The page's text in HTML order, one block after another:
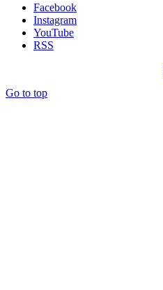
Facebook
Instagram
YouTube
RSS
Go to top